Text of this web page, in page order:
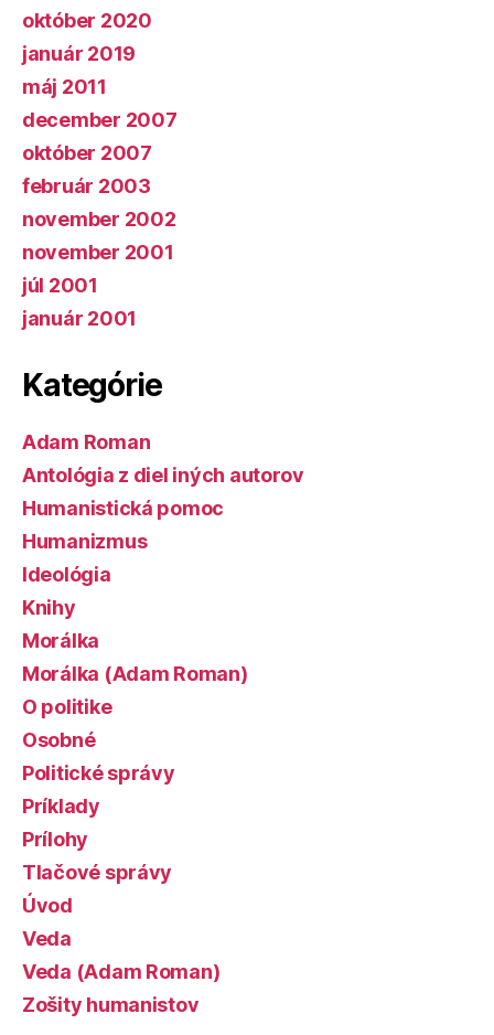
október 2020
január 2019
máj 2011
december 2007
október 2007
február 2003
november 2002
november 2001
júl 2001
január 2001
Kategórie
Adam Roman
Antológia z diel iných autorov
Humanistická pomoc
Humanizmus
Ideológia
Knihy
Morálka
Morálka (Adam Roman)
O politike
Osobné
Politické správy
Príklady
Prílohy
Tlačové správy
Úvod
Veda
Veda (Adam Roman)
Zošity humanistov